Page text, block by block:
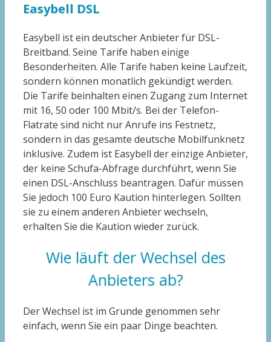
Easybell DSL
Easybell ist ein deutscher Anbieter für DSL-
Breitband. Seine Tarife haben einige
Besonderheiten. Alle Tarife haben keine Laufzeit,
sondern können monatlich gekündigt werden.
Die Tarife beinhalten einen Zugang zum Internet
mit 16, 50 oder 100 Mbit/s. Bei der Telefon-
Flatrate sind nicht nur Anrufe ins Festnetz,
sondern in das gesamte deutsche Mobilfunknetz
inklusive. Zudem ist Easybell der einzige Anbieter,
der keine Schufa-Abfrage durchführt, wenn Sie
einen DSL-Anschluss beantragen. Dafür müssen
Sie jedoch 100 Euro Kaution hinterlegen. Sollten
sie zu einem anderen Anbieter wechseln,
erhalten Sie die Kaution wieder zurück.
Wie läuft der Wechsel des
Anbieters ab?
Der Wechsel ist im Grunde genommen sehr
einfach, wenn Sie ein paar Dinge beachten.